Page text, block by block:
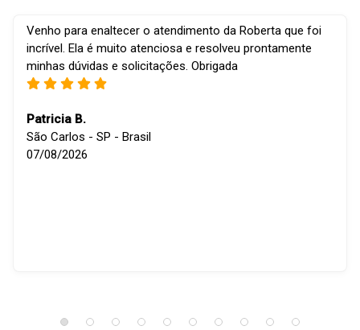
Venho para enaltecer o atendimento da Roberta que foi
incrível. Ela é muito atenciosa e resolveu prontamente
minhas dúvidas e solicitações. Obrigada
Patricia B.
São Carlos - SP - Brasil
07/08/2026